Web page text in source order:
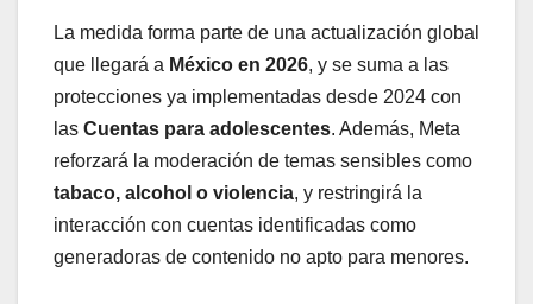
La medida forma parte de una actualización global
que llegará a México en 2026, y se suma a las
protecciones ya implementadas desde 2024 con
las Cuentas para adolescentes. Además, Meta
reforzará la moderación de temas sensibles como
tabaco, alcohol o violencia, y restringirá la
interacción con cuentas identificadas como
generadoras de contenido no apto para menores.